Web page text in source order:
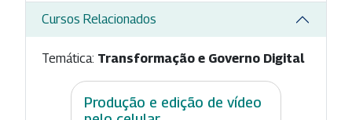
Cursos Relacionados
Temática: Transformação e Governo Digital
Produção e edição de vídeo